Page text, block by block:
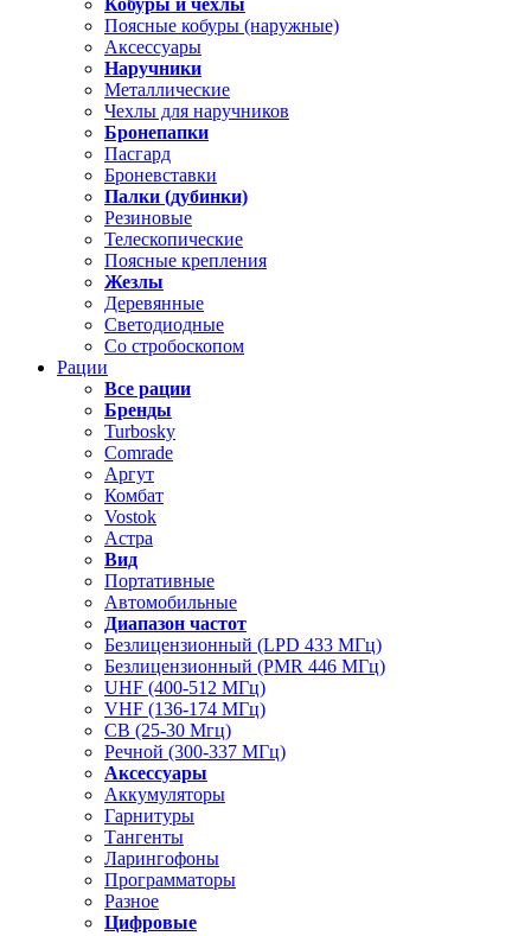
Кобуры и чехлы
Поясные кобуры (наружные)
Аксессуары
Наручники
Металлические
Чехлы для наручников
Бронепапки
Пасгард
Броневставки
Палки (дубинки)
Резиновые
Телескопические
Поясные крепления
Жезлы
Деревянные
Светодиодные
Со стробоскопом
Рации
Все рации
Бренды
Turbosky
Comrade
Аргут
Комбат
Vostok
Астра
Вид
Портативные
Автомобильные
Диапазон частот
Безлицензионный (LPD 433 МГц)
Безлицензионный (PMR 446 МГц)
UHF (400-512 МГц)
VHF (136-174 МГц)
CB (25-30 Мгц)
Речной (300-337 МГц)
Аксессуары
Аккумуляторы
Гарнитуры
Тангенты
Ларингофоны
Программаторы
Разное
Цифровые